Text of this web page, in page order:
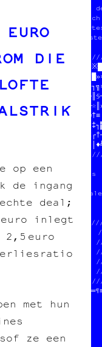
t
//░§//  des affich
//═┘//  des
//▓♣//  des
//
//
DONNE-NOUS  //
TON POGNON  //
STP MERCI   //
CHAT   //
//
//
on fait des
des affiches
Ls cartes
1//s
I/
@N #PJE
2///  DONNE-NOUS
=///  TON POGNON
STP MERCI
JEAN-CHAT
DIE
op een
de ingang
deal;
inlegt
euro
met hun
ze een